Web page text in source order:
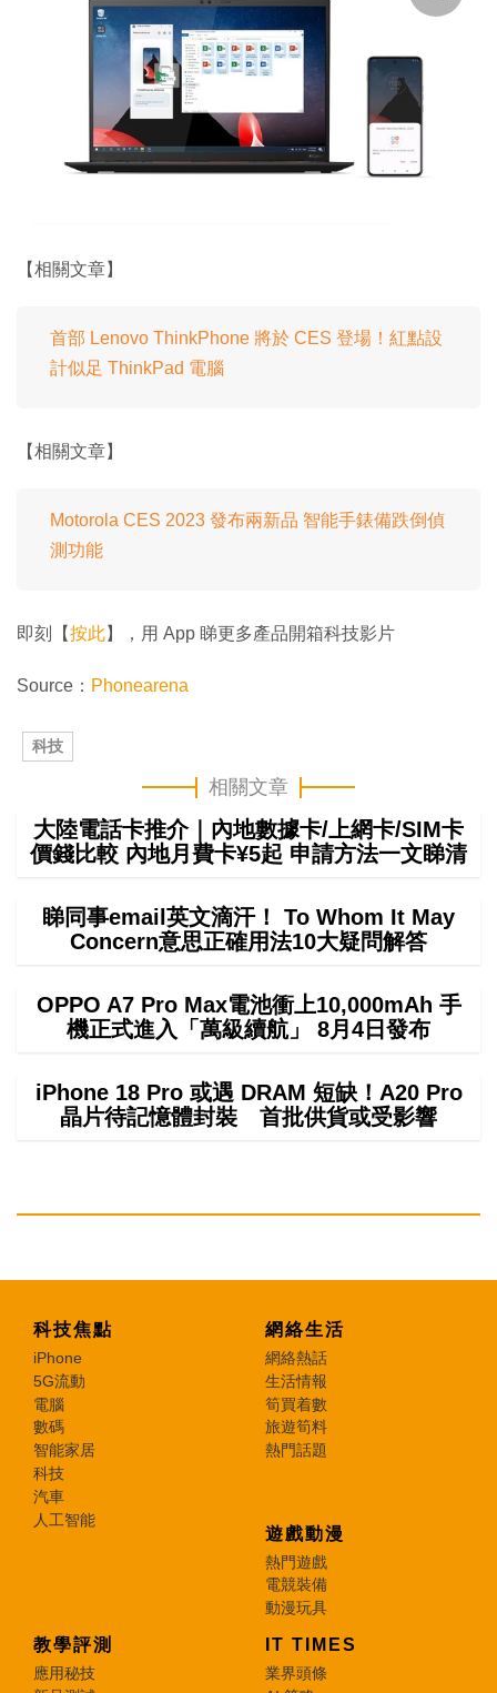
【相關文章】
首部 Lenovo ThinkPhone 將於 CES 登場！紅點設
計似足 ThinkPad 電腦
【相關文章】
Motorola CES 2023 發布兩新品 智能手錶備跌倒偵
測功能
即刻【按此】，用 App 睇更多產品開箱科技影片
Source： Phonearena
科技
相關文章
大陸電話卡推介｜內地數據卡/上網卡/SIM卡
價錢比較 內地月費卡¥5起 申請方法一文睇清
睇同事email英文滴汗！ To Whom It May
Concern意思正確用法10大疑問解答
OPPO A7 Pro Max電池衝上10,000mAh 手
機正式進入「萬級續航」 8月4日發布
iPhone 18 Pro 或遇 DRAM 短缺！A20 Pro
晶片待記憶體封裝 首批供貨或受影響
科技焦點
iPhone
5G流動
電腦
數碼
智能家居
科技
汽車
人工智能
網絡生活
網絡熱話
生活情報
筍買着數
旅遊筍料
熱門話題
遊戲動漫
熱門遊戲
電競裝備
動漫玩具
教學評測
應用秘技
IT TIMES
業界頭條